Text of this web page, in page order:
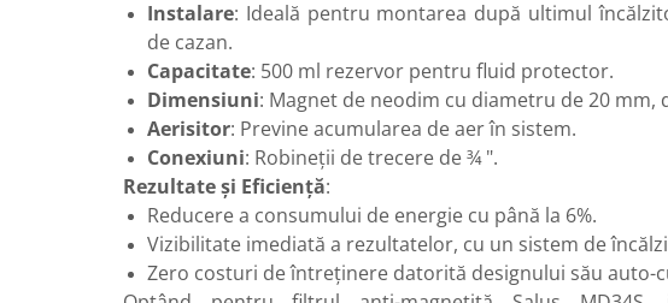
Robineti pentru gaz
Robineti radiator
Accesorii robineti
Robineti tip fluture
Pompe de circulatie
Pompe submersibile
Instalare: Ideală pentru montarea după ultimul
de cazan.
Capacitate: 500 ml rezervor pentru fluid protector.
Dimensiuni: Magnet de neodim cu diametru de 20 mm,
Aerisitor: Previne acumularea de aer în sistem.
Conexiuni: Robineții de trecere de ¾ ".
Rezultate și Eficiență:
Reducere a consumului de energie cu până la 6%.
Vizibilitate imediată a rezultatelor, cu un sistem de
Zero costuri de întreținere datorită designului său auto-